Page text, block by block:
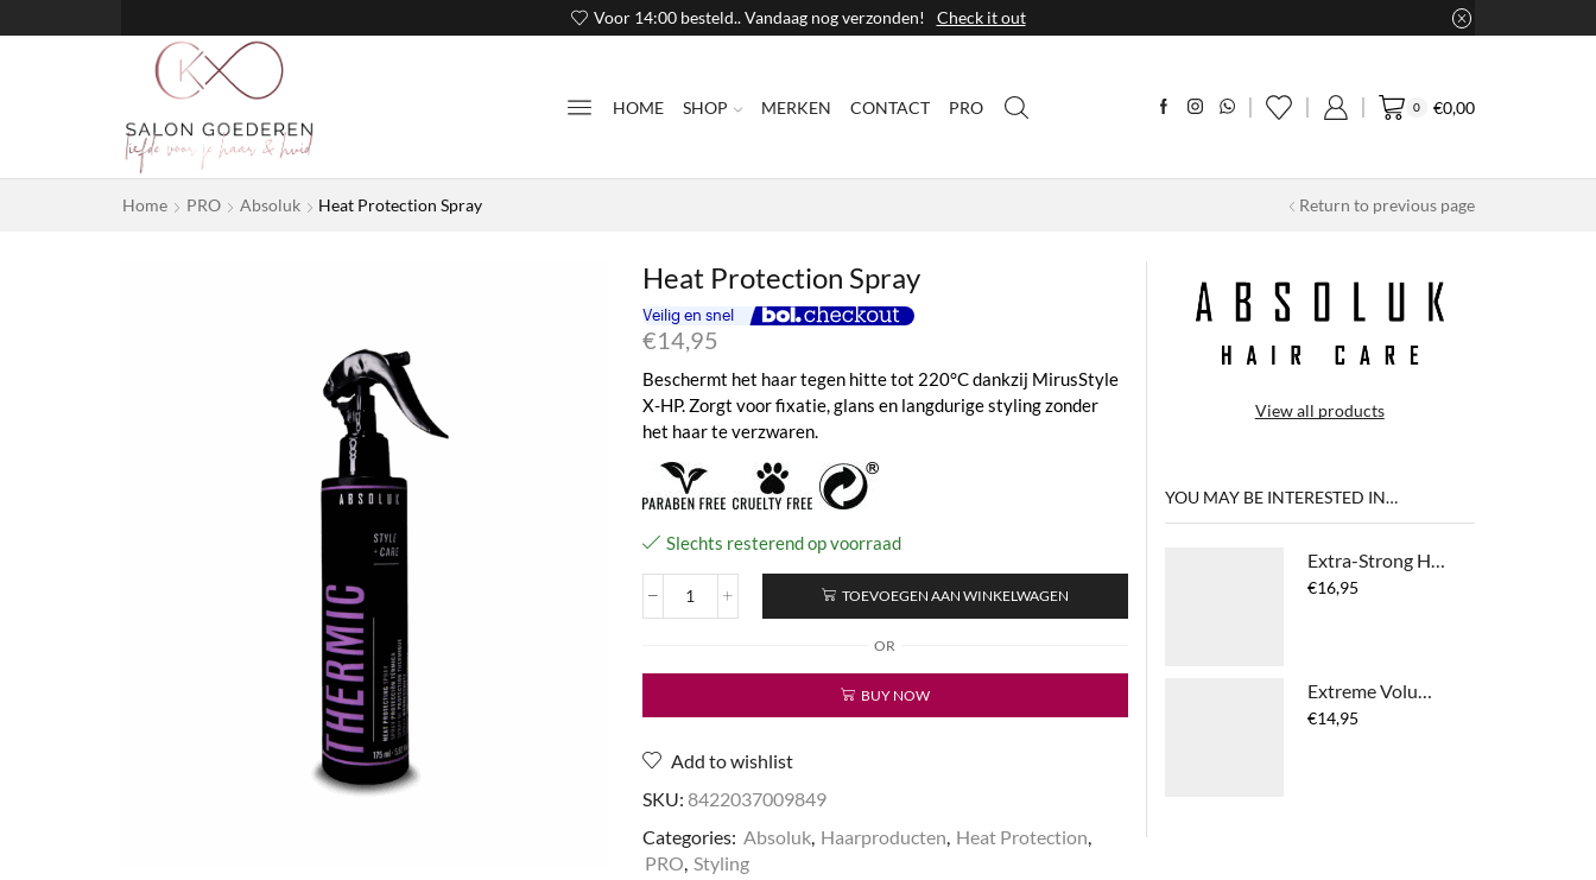
Voor 14:00 besteld.. Vandaag nog verzonden! Check it out
HOME SHOP MERKEN CONTACT PRO 0 €0,00
Home PRO Absoluk Heat Protection Spray Return to previous page
Heat Protection Spray
€14,95
Beschermt het haar tegen hitte tot 220°C dankzij MirusStyle
X-HP. Zorgt voor fixatie, glans en langdurige styling zonder
het haar te verzwaren.
Slechts resterend op voorraad
Heat
aantal
TOEVOEGEN AAN WINKELWAGEN
OR
BUY NOW
Add to wishlist
SKU: 8422037009849
Categories: Absoluk, Haarproducten, Heat Protection,
PRO, Styling
View all products
YOU MAY BE INTERESTED IN…
€16,95
€14,95